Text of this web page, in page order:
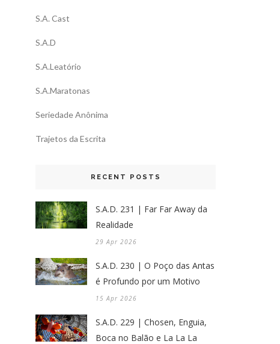
S.A. Cast
S.A.D
S.A.Leatório
S.A.Maratonas
Seriedade Anônima
Trajetos da Escrita
RECENT POSTS
S.A.D. 231 | Far Far Away da
Realidade
29 Apr 2026
S.A.D. 230 | O Poço das Antas
é Profundo por um Motivo
15 Apr 2026
S.A.D. 229 | Chosen, Enguia,
Boca no Balão e La La La